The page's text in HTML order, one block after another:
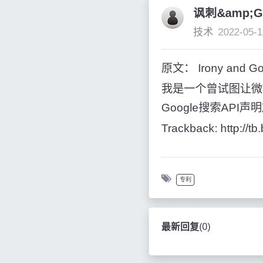
讽刺
技术 2022-05-
原文： Irony and
我是一个曾试图让
Google搜索API声
Trackback: http://
专利
最新回复(0)